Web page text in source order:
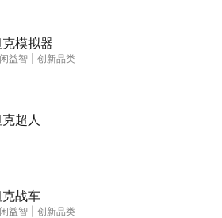
模拟器
益智 创新品类
超人
战车
益智 创新品类